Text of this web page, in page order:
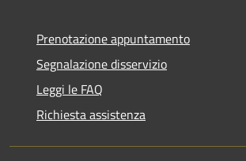
Prenotazione appuntamento
Segnalazione disservizio
Leggi le FAQ
Richiesta assistenza